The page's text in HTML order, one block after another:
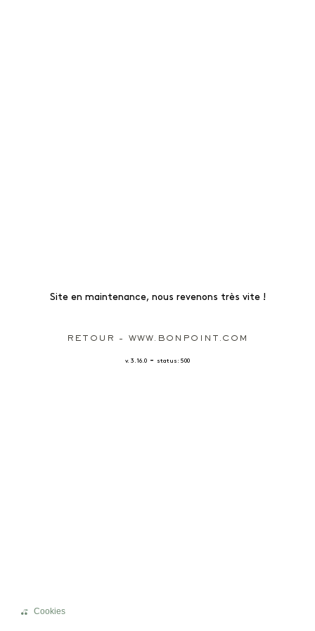
Site en maintenance, nous revenons très vite !
RETOUR - WWW.BONPOINT.COM
v. 3.16.0 - status: 500